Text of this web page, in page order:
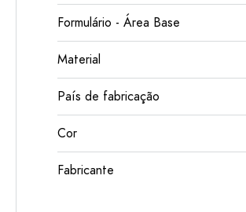
Formulário - Área Base
Material
País de fabricação
Cor
Fabricante